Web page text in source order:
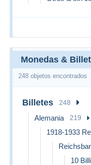
Monedas &
248 objetos encontrados
Billetes 248
Alemania 219
1918-1933
10